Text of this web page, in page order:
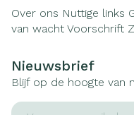
Over ons Nuttige links
van wacht Voorschrift
Nieuwsbrief
Blijf op de hoogte van
E-mail adres